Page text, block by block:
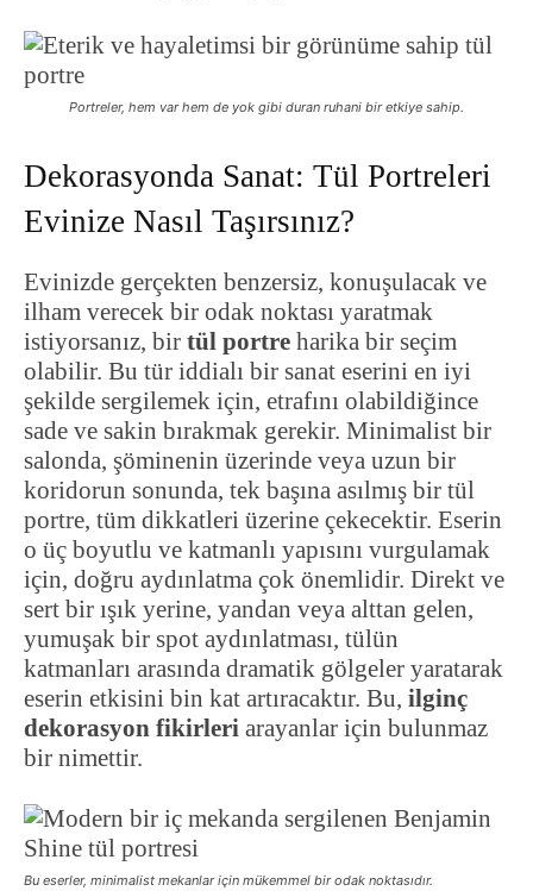
Portreler, hem var hem de yok gibi duran ruhani bir etkiye sahip.
Dekorasyonda Sanat: Tül Portreleri
Evinize Nasıl Taşırsınız?
Evinizde gerçekten benzersiz, konuşulacak ve
ilham verecek bir odak noktası yaratmak
istiyorsanız, bir tül portre harika bir seçim
olabilir. Bu tür iddialı bir sanat eserini en iyi
şekilde sergilemek için, etrafını olabildiğince
sade ve sakin bırakmak gerekir. Minimalist bir
salonda, şöminenin üzerinde veya uzun bir
koridorun sonunda, tek başına asılmış bir tül
portre, tüm dikkatleri üzerine çekecektir. Eserin
o üç boyutlu ve katmanlı yapısını vurgulamak
için, doğru aydınlatma çok önemlidir. Direkt ve
sert bir ışık yerine, yandan veya alttan gelen,
yumuşak bir spot aydınlatması, tülün
katmanları arasında dramatik gölgeler yaratarak
eserin etkisini bin kat artıracaktır. Bu, ilginç
dekorasyon fikirleri arayanlar için bulunmaz
bir nimettir.
Bu eserler, minimalist mekanlar için mükemmel bir odak noktasıdır.